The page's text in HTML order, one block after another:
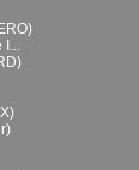
I...